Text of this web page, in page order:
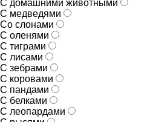
С домашними животными
С медведями
Со слонами
С оленями
С тиграми
С лисами
С зебрами
С коровами
С пандами
С белками
С леопардами